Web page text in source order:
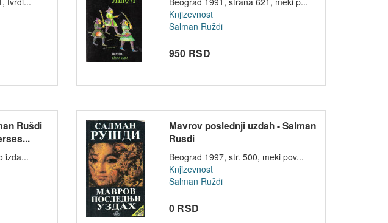
Knjizevnost
Salman Ruždi
950 RSD
Rušdi
izda...
Mavrov poslednji uzdah - Salman
Rusdi
Beograd 1997, str. 500, meki pov...
Knjizevnost
Salman Ruždi
0 RSD